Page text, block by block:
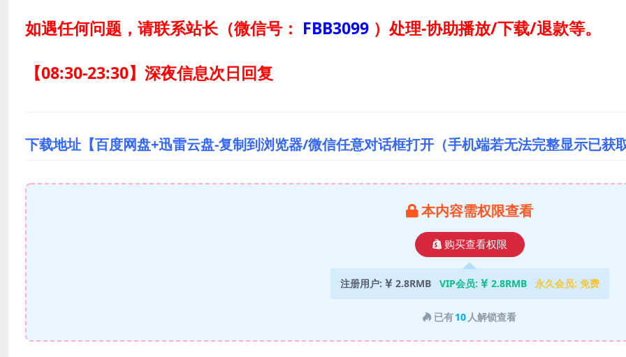
如遇任何问题，请联系站长（微信号： FBB3099 ） 处理-协助播放/下载/退款等。
【08:30-23:30】深夜信息次日回复
下载地址【百度网盘+迅雷云盘-复制到浏览器/微信任意对话框打开（手机端若无法完整显示已获
本内容需权限查看
购买查看权限
注册用户: 2.8RMB VIP会员: 2.8RMB 永久会员: 免费
已有10 人解锁查看